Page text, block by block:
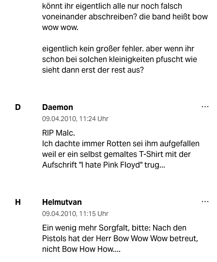
könnt ihr eigentlich alle nur noch falsch
voneinander abschreiben? die band heißt bow
wow wow.
eigentlich kein großer fehler. aber wenn ihr
schon bei solchen kleinigkeiten pfuscht wie
sieht dann erst der rest aus?
D Daemon
09.04.2010, 11:24 Uhr
RIP Malc.
Ich dachte immer Rotten sei ihm aufgefallen
weil er ein selbst gemaltes T-Shirt mit der
Aufschrift "I hate Pink Floyd" trug...
H Helmutvan
09.04.2010, 11:15 Uhr
Ein wenig mehr Sorgfalt, bitte: Nach den
Pistols hat der Herr Bow Wow Wow betreut,
nicht Bow How How....